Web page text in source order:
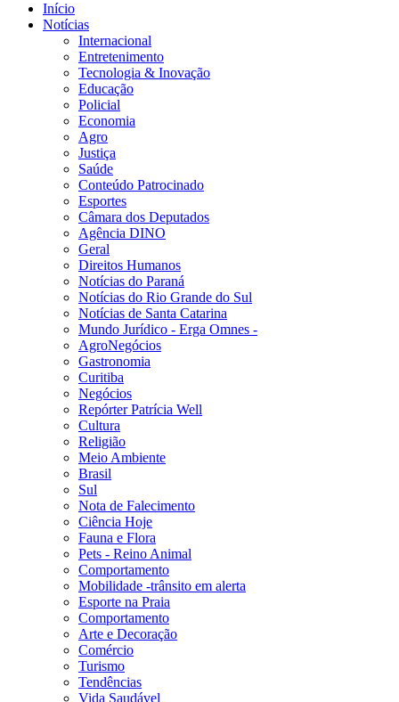
Início
Notícias
Internacional
Entretenimento
Tecnologia & Inovação
Educação
Policial
Economia
Agro
Justiça
Saúde
Conteúdo Patrocinado
Esportes
Câmara dos Deputados
Agência DINO
Geral
Direitos Humanos
Notícias do Paraná
Notícias do Rio Grande do Sul
Notícias de Santa Catarina
Mundo Jurídico - Erga Omnes -
AgroNegócios
Gastronomia
Curitiba
Negócios
Repórter Patrícia Well
Cultura
Religião
Meio Ambiente
Brasil
Sul
Nota de Falecimento
Ciência Hoje
Fauna e Flora
Pets - Reino Animal
Comportamento
Mobilidade -trânsito em alerta
Esporte na Praia
Comportamento
Arte e Decoração
Comércio
Turismo
Tendências
Vida Saudável